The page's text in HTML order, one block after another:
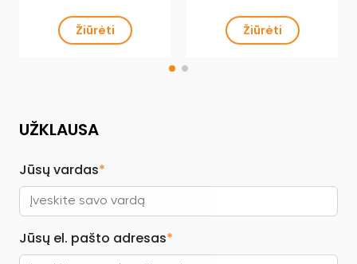
Žiūrėti Žiūrėti
UŽKLAUSA
Jūsų vardas*
Jūsų el. pašto adresas*